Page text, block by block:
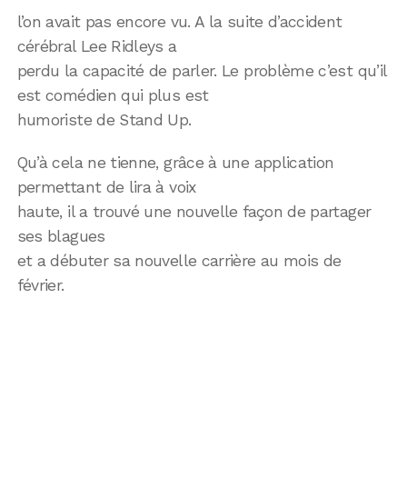
l’on avait pas encore vu. A la suite d’accident
cérébral Lee Ridleys a
perdu la capacité de parler. Le problème c’est qu’il
est comédien qui plus est
humoriste de Stand Up.
Qu’à cela ne tienne, grâce à une application
permettant de lira à voix
haute, il a trouvé une nouvelle façon de partager
ses blagues
et a débuter sa nouvelle carrière au mois de
février.